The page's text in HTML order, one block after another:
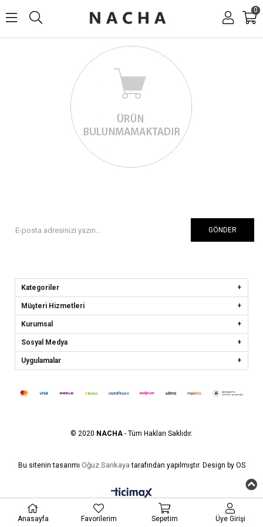
0
GÖNDER
Kategoriler
Müşteri Hizmetleri
Kurumsal
Sosyal Medya
Uygulamalar
© 2020 NACHA - Tüm Hakları Saklıdır.
Bu sitenin tasarımı Oğuz Sarıkaya tarafından yapılmıştır. Design by OS
Anasayfa Favorilerim Sepetim Üye Girişi